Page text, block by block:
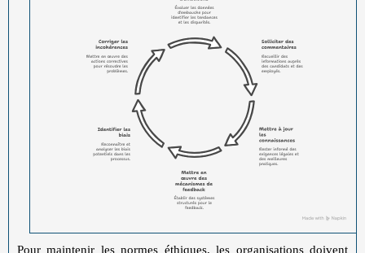
Pour maintenir les normes éthiques, les organisations doivent